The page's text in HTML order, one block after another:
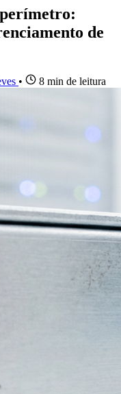
de
• 8 min de leitura